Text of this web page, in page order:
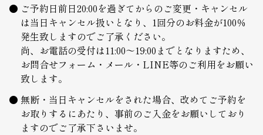
ご予約日前日20:00を過ぎてからのご変更・キャンセル
は当日キャンセル扱いとなり、1回分のお料金が100％
発生致しますのでご了承ください。
尚、お電話の受付は11:00～19:00までとなりますため、
お問合せフォーム・メール・LINE等のご利用をお願い
致します。
無断・当日キャンセルをされた場合、改めてご予約を
お取りするにあたり、事前のご入金をお願いしており
ますのでご了承下さいませ。